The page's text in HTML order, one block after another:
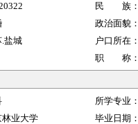
民 族
政治面貌
.盐城
户口所在
职 称
所学专业
林业大学
毕业日期